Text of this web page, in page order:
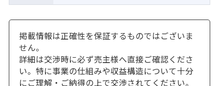
掲載情報は正確性を保証するものではございま
せん。
詳細は交渉時に必ず売主様へ直接ご確認くださ
い。特に事業の仕組みや収益構造について十分
にご理解・ご納得の上で交渉されてください。